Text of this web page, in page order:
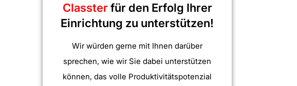
Classterfür den Erfolg Ihrer
Einrichtung zu unterstützen!
Wir würden gerne mit Ihnen darüber
sprechen, wie wir Sie dabei unterstützen
können, das volle Produktivitätspotenzial